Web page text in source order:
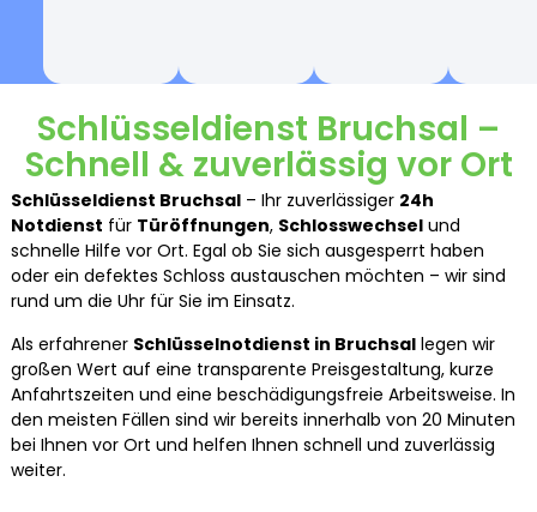
Schlüsseldienst Bruchsal –
Schnell & zuverlässig vor Ort
Schlüsseldienst Bruchsal– Ihr zuverlässiger 24h
Notdienst für Türöffnungen, Schlosswechselund
schnelle Hilfe vor Ort. Egal ob Sie sich ausgesperrt haben
oder ein defektes Schloss austauschen möchten – wir sind
rund um die Uhr für Sie im Einsatz.
Als erfahrener Schlüsselnotdienst in Bruchsallegen wir
großen Wert auf eine transparente Preisgestaltung, kurze
Anfahrtszeiten und eine beschädigungsfreie Arbeitsweise. In
den meisten Fällen sind wir bereits innerhalb von 20 Minuten
bei Ihnen vor Ort und helfen Ihnen schnell und zuverlässig
weiter.